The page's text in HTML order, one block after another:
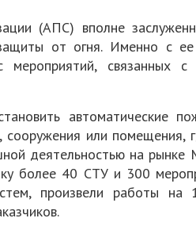
(АПС) вполне
от огня. Именно с
мероприятий, связанных
автоматические
сооружения или
деятельностью на рынке
более 40 СТУ и 300
произвели работы на